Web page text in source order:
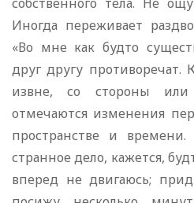
Иногда переживает
«Во мне как будто
друг другу противоречат.
извне, со стороны или
отмечаются изменения
пространстве и
странное дело, кажется,
вперед не двигаюсь;